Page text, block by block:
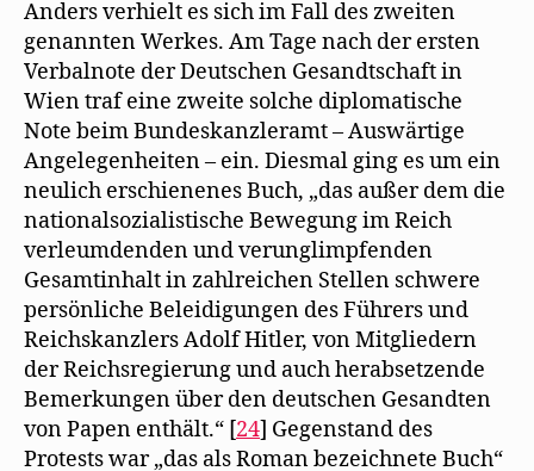
Anders verhielt es sich im Fall des zweiten
genannten Werkes. Am Tage nach der ersten
Verbalnote der Deutschen Gesandtschaft in
Wien traf eine zweite solche diplomatische
Note beim Bundeskanzleramt – Auswärtige
Angelegenheiten – ein. Diesmal ging es um ein
neulich erschienenes Buch, „das außer dem die
nationalsozialistische Bewegung im Reich
verleumdenden und verunglimpfenden
Gesamtinhalt in zahlreichen Stellen schwere
persönliche Beleidigungen des Führers und
Reichskanzlers Adolf Hitler, von Mitgliedern
der Reichsregierung und auch herabsetzende
Bemerkungen über den deutschen Gesandten
von Papen enthält.“ [24] Gegenstand des
Protests war „das als Roman bezeichnete Buch“